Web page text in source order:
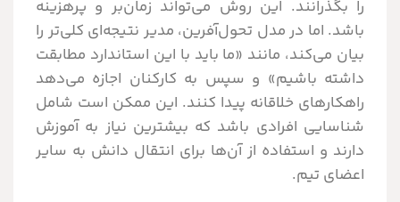
را بگذرانند. این روش می‌تواند زمان‌بر و پرهزینه
باشد. اما در مدل تحول‌آفرین، مدیر نتیجه‌ای کلی‌تر را
بیان می‌کند، مانند «ما باید با این استاندارد مطابقت
داشته باشیم» و سپس به کارکنان اجازه می‌دهد
راهکارهای خلاقانه پیدا کنند. این ممکن است شامل
شناسایی افرادی باشد که بیشترین نیاز به آموزش
دارند و استفاده از آن‌ها برای انتقال دانش به سایر
اعضای تیم.